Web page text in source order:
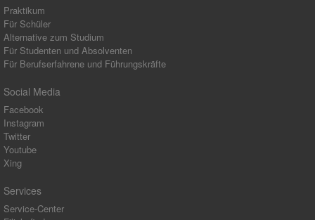
Praktikum
Für Schüler
Alternative zum Studium
Für Studenten und Absolventen
Für Berufserfahrene und Führungskräfte
Social Media
Facebook
Instagram
Twitter
Youtube
Xing
Services
Service-Center